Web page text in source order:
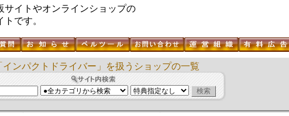
サイトやオンラインショップの
です。
インパクトドライバー」を扱うショップの一覧